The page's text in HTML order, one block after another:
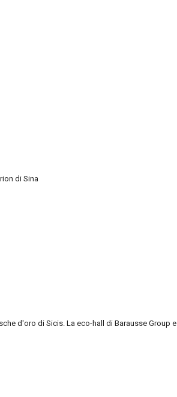
di Sina
d'oro di Sicis. La eco-hall di Barausse Group e